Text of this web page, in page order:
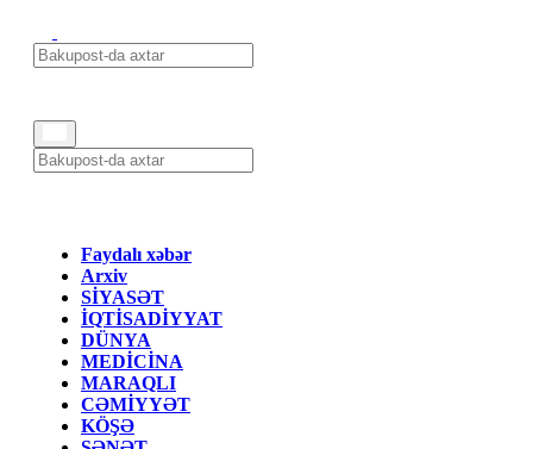
Faydalı xəbər
Arxiv
SİYASƏT
İQTİSADİYYAT
DÜNYA
MEDİCİNA
MARAQLI
CƏMİYYƏT
KÖŞƏ